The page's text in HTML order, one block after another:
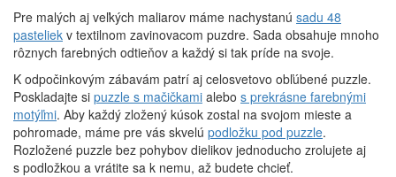
Pre malých aj veľkých maliarov máme nachystanú sadu 48
pasteliek v textilnom zavinovacom puzdre. Sada obsahuje mnoho
rôznych farebných odtieňov a každý si tak príde na svoje.
K odpočinkovým zábavám patrí aj celosvetovo obľúbené puzzle.
Poskladajte si puzzle s mačičkami alebo s prekrásne farebnými
motýľmi. Aby každý zložený kúsok zostal na svojom mieste a
pohromade, máme pre vás skvelú podložku pod puzzle.
Rozložené puzzle bez pohybov dielikov jednoducho zrolujete aj
s podložkou a vrátite sa k nemu, až budete chcieť.